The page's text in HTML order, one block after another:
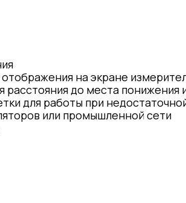
на экране
до места понижения
для работы при
или промышленной сети